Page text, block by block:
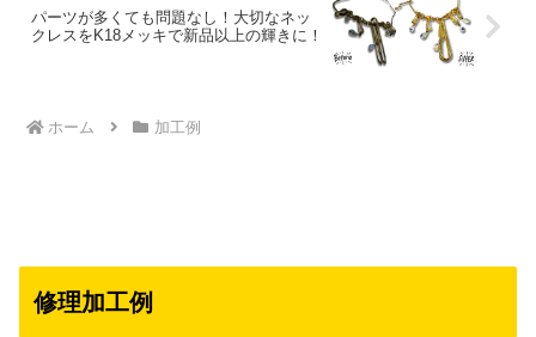
パーツが多くても問題なし！大切なネッ
クレスをK18メッキで新品以上の輝きに！
ホーム 加工例
修理加工例